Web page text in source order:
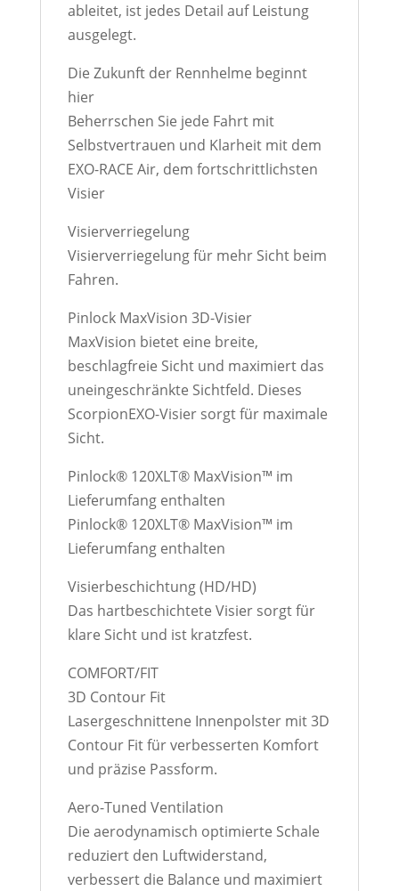
ableitet, ist jedes Detail auf Leistung
ausgelegt.
Die Zukunft der Rennhelme beginnt
hier
Beherrschen Sie jede Fahrt mit
Selbstvertrauen und Klarheit mit dem
EXO-RACE Air, dem fortschrittlichsten
Visier
Visierverriegelung
Visierverriegelung für mehr Sicht beim
Fahren.
Pinlock MaxVision 3D-Visier
MaxVision bietet eine breite,
beschlagfreie Sicht und maximiert das
uneingeschränkte Sichtfeld. Dieses
ScorpionEXO-Visier sorgt für maximale
Sicht.
Pinlock® 120XLT® MaxVision™ im
Lieferumfang enthalten
Pinlock® 120XLT® MaxVision™ im
Lieferumfang enthalten
Visierbeschichtung (HD/HD)
Das hartbeschichtete Visier sorgt für
klare Sicht und ist kratzfest.
COMFORT/FIT
3D Contour Fit
Lasergeschnittene Innenpolster mit 3D
Contour Fit für verbesserten Komfort
und präzise Passform.
Aero-Tuned Ventilation
Die aerodynamisch optimierte Schale
reduziert den Luftwiderstand,
verbessert die Balance und maximiert